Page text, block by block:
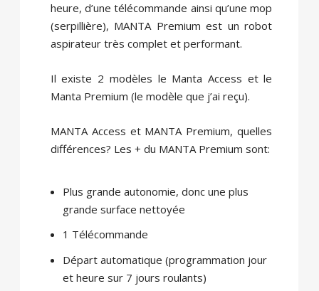
heure, d’une télécommande ainsi qu’une mop
(serpillière), MANTA Premium est un robot
aspirateur très complet et performant.
Il existe 2 modèles le Manta Access et le
Manta Premium (le modèle que j’ai reçu).
MANTA Access et MANTA Premium, quelles
différences? Les + du MANTA Premium sont:
Plus grande autonomie, donc une plus
grande surface nettoyée
1 Télécommande
Départ automatique (programmation jour
et heure sur 7 jours roulants)